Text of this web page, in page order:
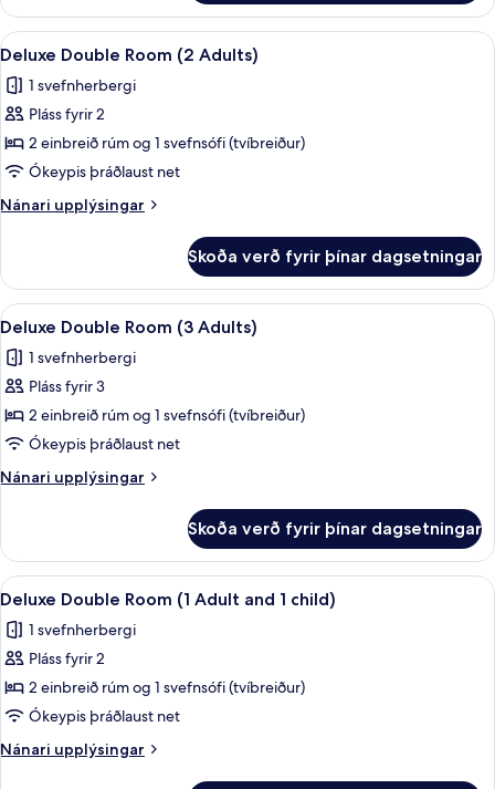
Platinum
Only
+16
Skoða
allar
myndir
fyrir
Deluxe
Double
Room
(2
Öryggishólf í herbergi, skrifborð,
6
Deluxe Double Room (2 Adults)
1 svefnherbergi
Pláss fyrir 2
2 einbreið rúm og 1 svefnsófi (tvíbreiður)
Ókeypis þráðlaust net
Nánari upplýsingar
Nánari
Double
Room
(2
Skoða verð fyrir þínar dagsetningar
Skoða
allar
myndir
fyrir
Deluxe
Double
Room
(3
Öryggishólf í herbergi, skrifborð,
6
Deluxe Double Room (3 Adults)
1 svefnherbergi
Pláss fyrir 3
2 einbreið rúm og 1 svefnsófi (tvíbreiður)
Ókeypis þráðlaust net
Nánari upplýsingar
Nánari
Double
Room
(3
Skoða verð fyrir þínar dagsetningar
Skoða
allar
myndir
fyrir
Deluxe
Double
Room
(1
Öryggishólf í herbergi, skrifborð,
6
Deluxe Double Room (1 Adult and 1 child)
1 svefnherbergi
Pláss fyrir 2
2 einbreið rúm og 1 svefnsófi (tvíbreiður)
Ókeypis þráðlaust net
Nánari upplýsingar
Nánari